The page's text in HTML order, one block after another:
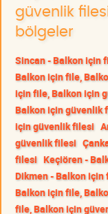
güvenlik
bölgeler
Sincan - Balkon için
Balkon için file,
için file, Balkon için
Balkon için güvenlik
için güvenlik filesi
güvenlik filesi
filesi Keçiören -
Dikmen - Balkon
Balkon için file,
file, Balkon için